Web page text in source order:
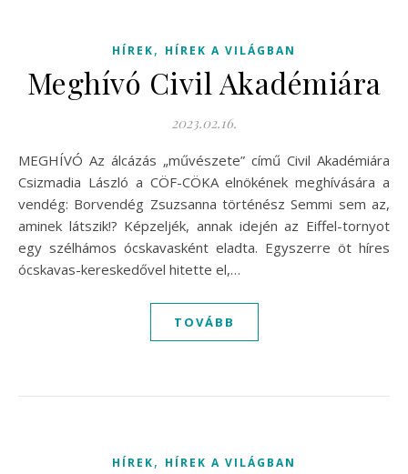
HÍREK, HÍREK A VILÁGBAN
Meghívó Civil Akadémiára
2023.02.16.
MEGHÍVÓ Az álcázás „művészete” című Civil Akadémiára
Csizmadia László a CÖF-CÖKA elnökének meghívására a
vendég: Borvendég Zsuzsanna történész Semmi sem az,
aminek látszik!? Képzeljék, annak idején az Eiffel-tornyot
egy szélhámos ócskavasként eladta. Egyszerre öt híres
ócskavas-kereskedővel hitette el,…
TOVÁBB
HÍREK, HÍREK A VILÁGBAN